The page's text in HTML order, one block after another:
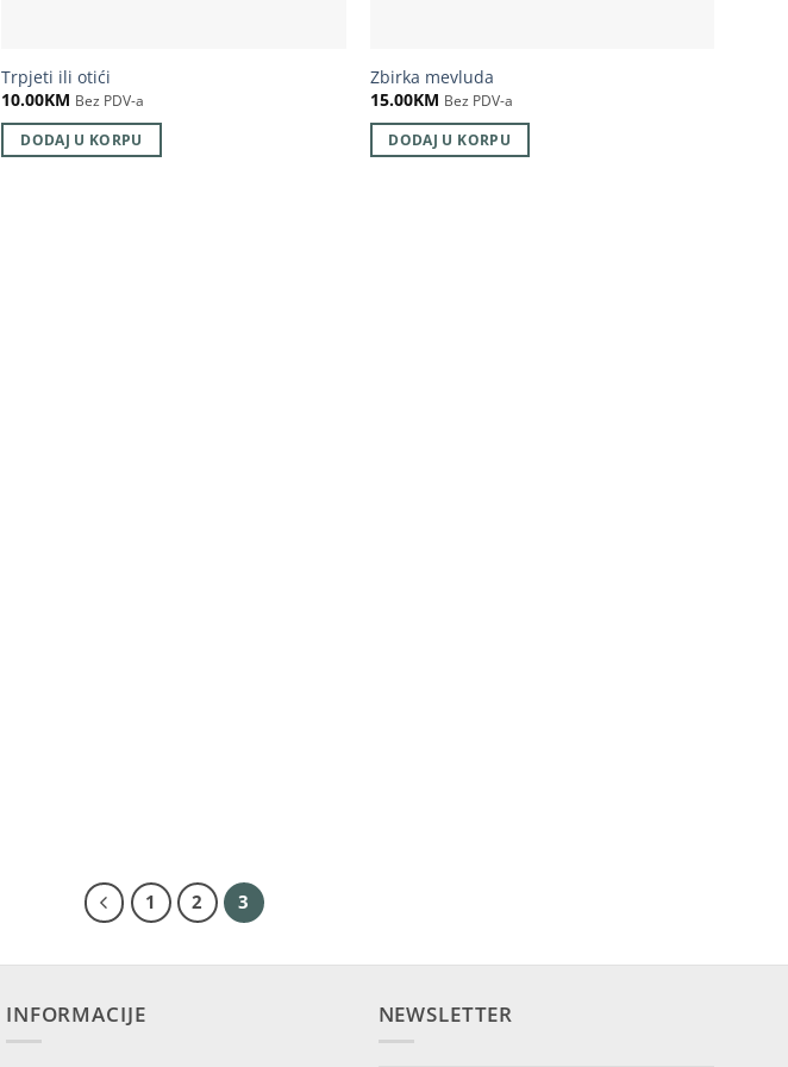
Trpjeti ili otići
10.00KM Bez PDV-a
DODAJ U KORPU
Zbirka mevluda
15.00KM Bez PDV-a
DODAJ U KORPU
1 2 3
INFORMACIJE NEWSLETTER